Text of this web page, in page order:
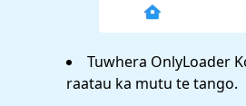
Tuwhera OnlyLoader
raatau ka mutu te tango.